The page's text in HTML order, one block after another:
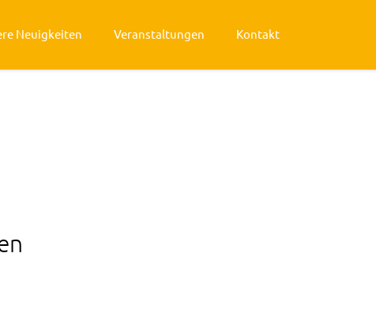
Neuigkeiten Veranstaltungen Kontakt